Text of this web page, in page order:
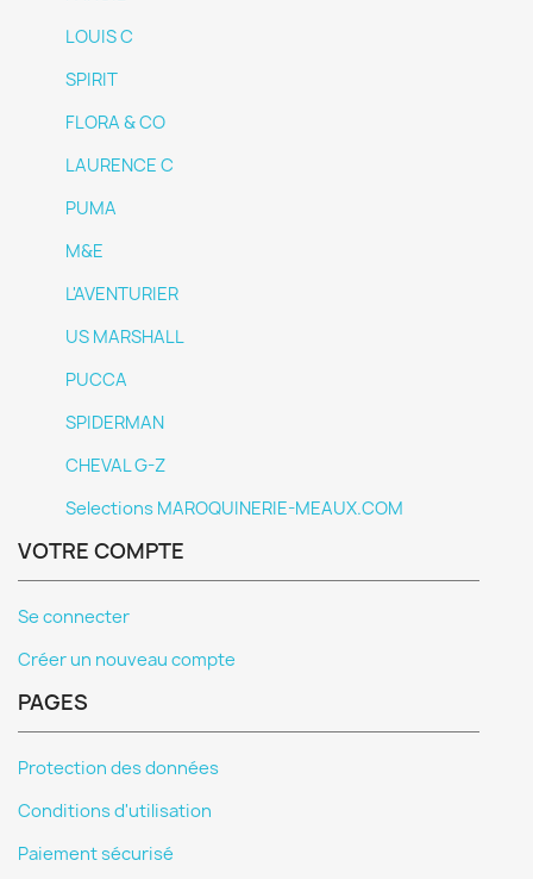
LOUIS C
SPIRIT
FLORA & CO
LAURENCE C
PUMA
M&E
L'AVENTURIER
US MARSHALL
PUCCA
SPIDERMAN
CHEVAL G-Z
Selections MAROQUINERIE-MEAUX.COM
VOTRE COMPTE
Se connecter
Créer un nouveau compte
PAGES
Protection des données
Conditions d'utilisation
Paiement sécurisé